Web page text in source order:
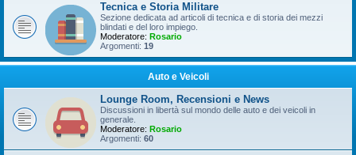
Tecnica e Storia Militare
Sezione dedicata ad articoli di tecnica e di storia dei mezzi
blindati e del loro impiego.
Moderatore: Rosario
Argomenti: 19
Auto e Veicoli
Lounge Room, Recensioni e News
Discussioni in libertà sul mondo delle auto e dei veicoli in
generale.
Moderatore: Rosario
Argomenti: 60